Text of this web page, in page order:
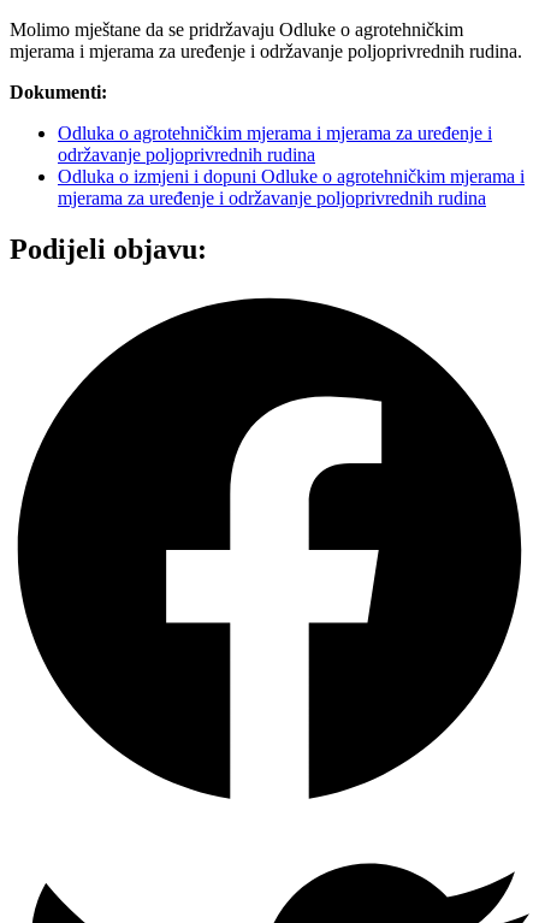
Molimo mještane da se pridržavaju Odluke o agrotehničkim
mjerama i mjerama za uređenje i održavanje poljoprivrednih rudina.
Dokumenti:
Odluka o agrotehničkim mjerama i mjerama za uređenje i
održavanje poljoprivrednih rudina
Odluka o izmjeni i dopuni Odluke o agrotehničkim mjerama i
mjerama za uređenje i održavanje poljoprivrednih rudina
Podijeli objavu: